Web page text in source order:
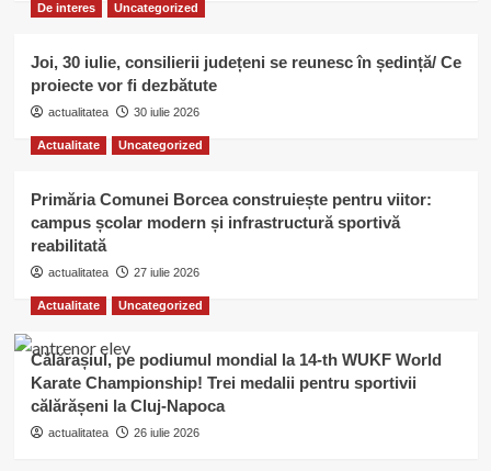
De interes Uncategorized
Joi, 30 iulie, consilierii județeni se reunesc în ședință/ Ce
proiecte vor fi dezbătute
actualitatea 30 iulie 2026
Actualitate Uncategorized
Primăria Comunei Borcea construiește pentru viitor:
campus școlar modern și infrastructură sportivă
reabilitată
actualitatea 27 iulie 2026
Actualitate Uncategorized
Călărașiul, pe podiumul mondial la 14-th WUKF World
Karate Championship! Trei medalii pentru sportivii
călărășeni la Cluj-Napoca
actualitatea 26 iulie 2026